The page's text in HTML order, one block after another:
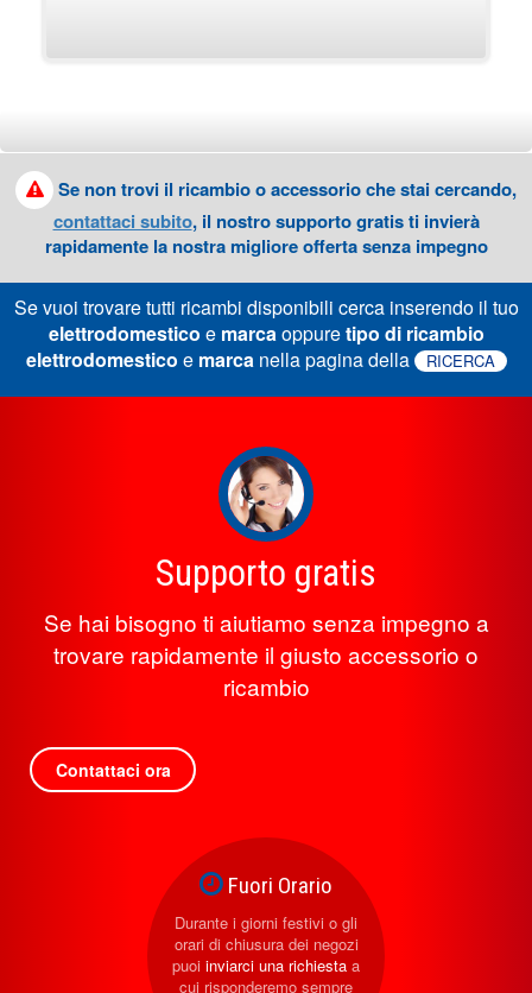
Se non trovi il ricambio o accessorio che stai cercando,
contattaci subito, il nostro supporto gratis ti invierà
rapidamente la nostra migliore offerta senza impegno
Se vuoi trovare tutti ricambi disponibili cerca inserendo il tuo
elettrodomestico e marcaoppuretipo di ricambio
elettrodomestico e marcanella pagina della RICERCA
Supporto gratis
Se hai bisogno ti aiutiamo senza impegno a
trovare rapidamente il giusto accessorio o
ricambio
Contattaci ora
Fuori Orario
Durante i giorni festivi o gli
orari di chiusura dei negozi
puoi inviarci una richiesta a
cui risponderemo sempre